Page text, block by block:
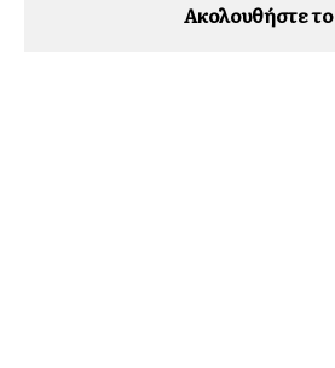
Ακολουθήστε το